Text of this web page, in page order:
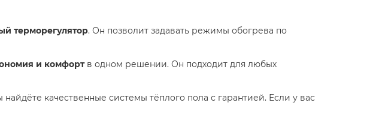
терморегулятор. Он позволит задавать режимы обогрева по
и комфортв одном решении. Он подходит для любых
качественные системы тёплого пола с гарантией. Если у вас